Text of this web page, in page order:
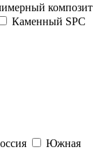
композит
Каменный SPC
Южная